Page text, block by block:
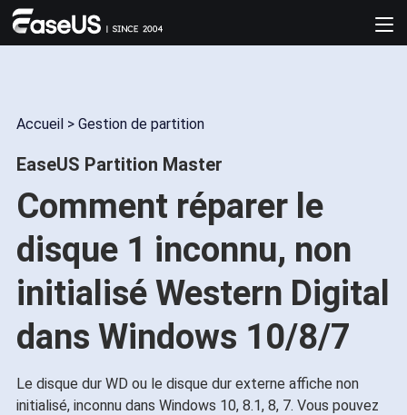
Accueil > Gestion de partition
EaseUS Partition Master
Comment réparer le
disque 1 inconnu, non
initialisé Western Digital
dans Windows 10/8/7
Le disque dur WD ou le disque dur externe affiche non
initialisé, inconnu dans Windows 10, 8.1, 8, 7. Vous pouvez